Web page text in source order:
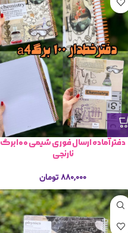
دفتر آماده ارسال فوری شیمی ۱۰۰برگ
نارنجی
۸۸۰,۰۰۰ تومان